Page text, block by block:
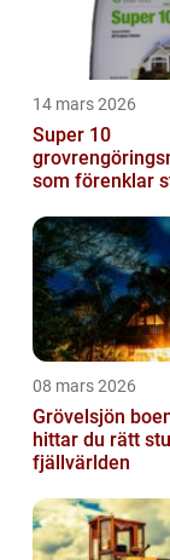
14 mars 2026
Super 10
som förenklar
08 mars 2026
Grövelsjön
hittar du rätt
fjällvärlden